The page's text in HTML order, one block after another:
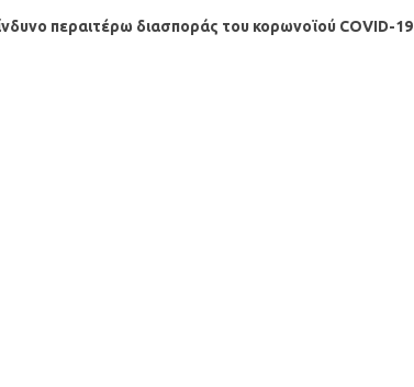
περαιτέρω διασποράς του κορωνοϊού COVID-19